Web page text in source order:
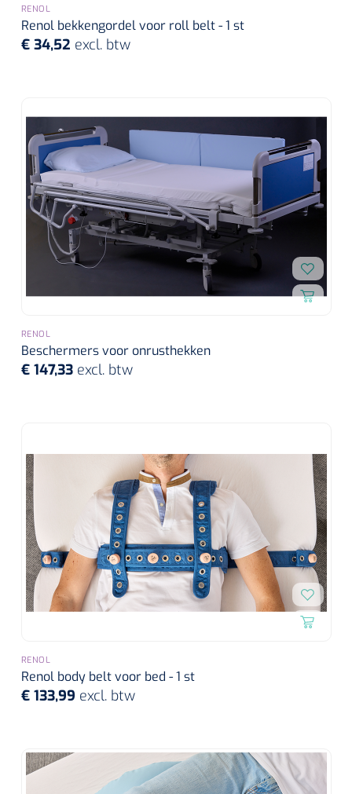
RENOL
Renol bekkengordel voor roll belt - 1 st
€ 34,52 excl. btw
RENOL
Beschermers voor onrusthekken
€ 147,33 excl. btw
RENOL
Renol body belt voor bed - 1 st
€ 133,99 excl. btw